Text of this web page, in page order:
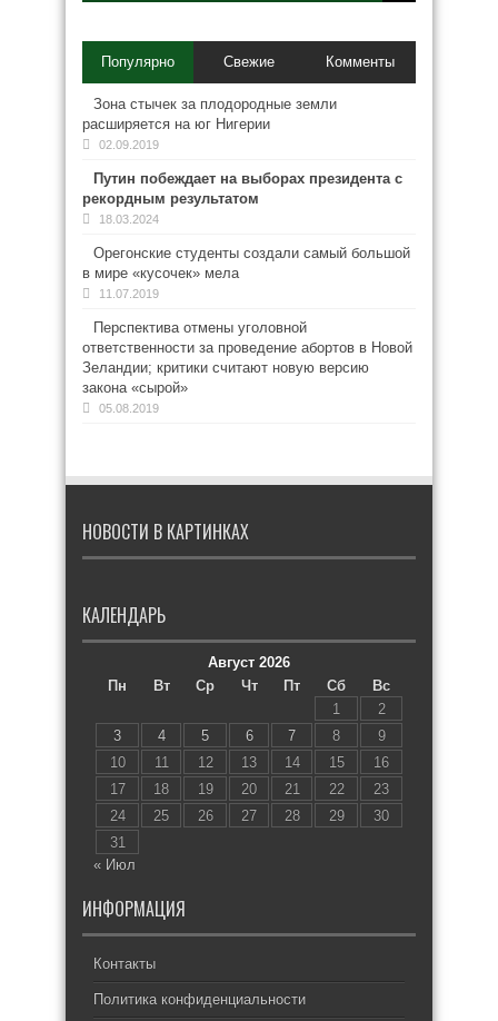
Популярно Свежие Комменты
Зона стычек за плодородные земли
расширяется на юг Нигерии
02.09.2019
Путин побеждает на выборах президента с
рекордным результатом
18.03.2024
Орегонские студенты создали самый большой
в мире «кусочек» мела
11.07.2019
Перспектива отмены уголовной
ответственности за проведение абортов в Новой
Зеландии; критики считают новую версию
закона «сырой»
05.08.2019
НОВОСТИ В КАРТИНКАХ
КАЛЕНДАРЬ
Август 2026
Пн
Вт Ср Чт Пт Сб
Вс
1
2
3
4 5 6 7 8
9
10
11 12 13 14 15
16
17
18 19 20 21 22
23
24
25 26 27 28 29
30
31
« Июл
ИНФОРМАЦИЯ
Контакты
Политика конфиденциальности